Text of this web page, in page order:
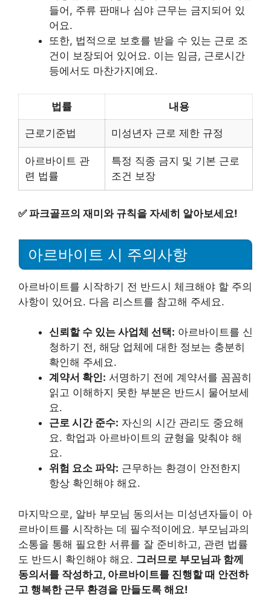
들어, 주류 판매나 심야 근무는 금지되어 있
어요.
또한, 법적으로 보호를 받을 수 있는 근로 조
건이 보장되어 있어요. 이는 임금, 근로시간
등에서도 마찬가지예요.
법률 내용
근로기준법 미성년자 근로 제한 규정
아르바이트 관
련 법률
특정 직종 금지 및 기본 근로
조건 보장
✅ 파크골프의 재미와 규칙을 자세히 알아보세요!
아르바이트 시 주의사항
아르바이트를 시작하기 전 반드시 체크해야 할 주의
사항이 있어요. 다음 리스트를 참고해 주세요.
신뢰할 수 있는 사업체 선택: 아르바이트를 신
청하기 전, 해당 업체에 대한 정보는 충분히
확인해 주세요.
계약서 확인: 서명하기 전에 계약서를 꼼꼼히
읽고 이해하지 못한 부분은 반드시 물어보세
요.
근로 시간 준수: 자신의 시간 관리도 중요해
요. 학업과 아르바이트의 균형을 맞춰야 해
요.
위험 요소 파악: 근무하는 환경이 안전한지
항상 확인해야 해요.
마지막으로, 알바 부모님 동의서는 미성년자들이 아
르바이트를 시작하는 데 필수적이에요. 부모님과의
소통을 통해 필요한 서류를 잘 준비하고, 관련 법률
도 반드시 확인해야 해요. 그러므로 부모님과 함께
동의서를 작성하고, 아르바이트를 진행할 때 안전하
고 행복한 근무 환경을 만들도록 해요!